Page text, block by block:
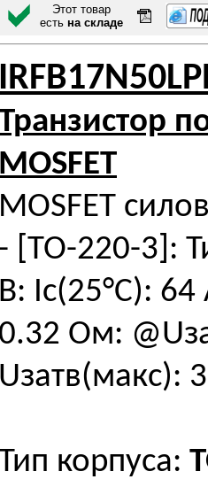
Этот товар
есть на складе
MOSFET
MOSFET
- [TO-220-3]:
В: Iс(25°C):
0.32 Ом:
Uзатв(макс):
корпуса: